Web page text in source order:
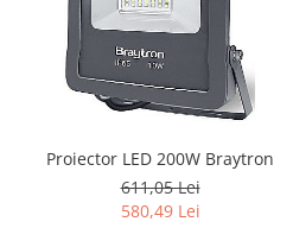
Proiector LED 200W Braytron
611,05 Lei
580,49 Lei